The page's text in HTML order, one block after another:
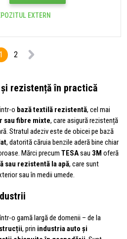
EXTERN
1 2
rezistență în practică
o bază textilă rezistentă, cel mai
sau fibre mixte, care asigură rezistență
Stratul adeziv este de obicei pe bază
, datorită căruia benzile aderă bine chiar
Mărci precum TESAsau 3M oferă
sau rezistentă la apă, care sunt
sau în medii umede.
o gamă largă de domenii – de la
, prin industria auto și